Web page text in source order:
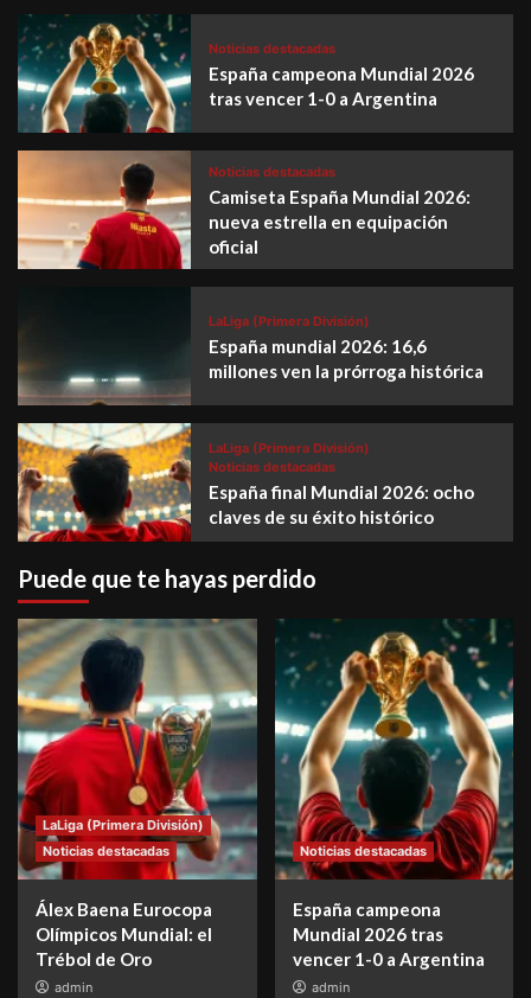
Noticias destacadas
España campeona Mundial 2026
tras vencer 1-0 a Argentina
Noticias destacadas
Camiseta España Mundial 2026:
nueva estrella en equipación
oficial
LaLiga (Primera División)
España mundial 2026: 16,6
millones ven la prórroga histórica
LaLiga (Primera División)
Noticias destacadas
España final Mundial 2026: ocho
claves de su éxito histórico
Puede que te hayas perdido
LaLiga (Primera División)
Noticias destacadas
Álex Baena Eurocopa
Olímpicos Mundial: el
Trébol de Oro
admin
Noticias destacadas
España campeona
Mundial 2026 tras
vencer 1-0 a Argentina
admin